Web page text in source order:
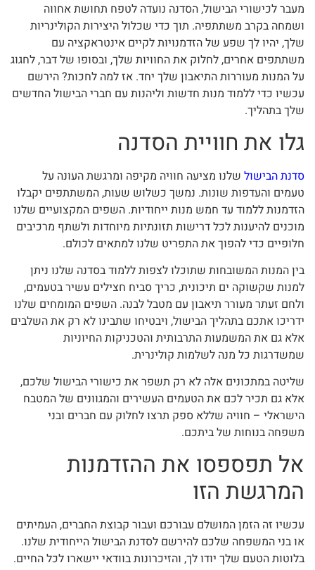
מעבר לכישורי הבישול, הסדנה נועדה לטפח תחושת אחווה
ושמחה בקרב משתתפיה. תוך כדי שכלול היצירות הקולינריות
שלך, יהיו לך שפע של הזדמנויות לקיים אינטראקציה עם
משתתפים אחרים, לחלוק את החוויות שלך, ובסופו של דבר, לחגוג
על המנות מעוררות התיאבון שלך יחד. אז למה לחכות? הירשם
עכשיו כדי ללמוד מנות חדשות וליהנות עם חברי הבישול החדשים
שלך בתהליך.
גלו את חוויית הסדנה
סדנת הבישול שלנו מציעה חוויה מקיפה ומרגשת העונה על
טעמים והעדפות שונות. נמשך כשלוש שעות, המשתתפים יקבלו
הזדמנות ללמוד עד חמש מנות ייחודיות. השפים המקצועיים שלנו
מוכנים להיענות לכל דרישות תזונתיות מיוחדות ולשתף מרכיבים
חלופיים כדי להפוך את התפריט שלנו למתאים לכולם.
בין המנות המשובחות שתוכלו לצפות ללמוד בסדנה שלנו ניתן
למנות שקשוקה ים תיכונית, כריך סביח חצילים עשיר בטעמים,
ולחם זעתר מעורר תיאבון עם מטבל לבנה. השפים המומחים שלנו
ידריכו אתכם בתהליך הבישול, ויבטיחו שתבינו לא רק את השלבים
אלא גם את המשמעות התרבותית והטכניקות החיוניות
שמשדרגות כל מנה לשלמות קולינרית.
שליטה במתכונים אלה לא רק תשפר את כישורי הבישול שלכם,
אלא גם תכיר לכם את הטעמים העשירים והמגוונים של המטבח
הישראלי – חוויה שללא ספק תרצו לחלוק עם חברים ובני
משפחה בנוחות של ביתכם.
אל תפספסו את ההזדמנות
המרגשת הזו
עכשיו זה הזמן המושלם עבורכם ועבור קבוצת החברים, העמיתים
או בני המשפחה שלכם להירשם לסדנת הבישול הייחודית שלנו.
בלוטות הטעם שלך יודו לך, והזיכרונות בוודאי יישארו לכל החיים.